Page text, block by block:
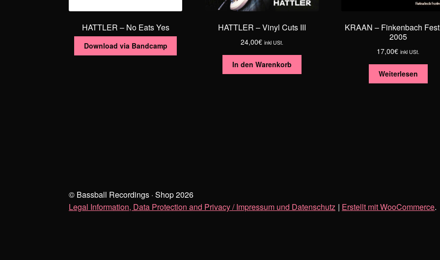
HATTLER – No Eats Yes
Download via Bandcamp
HATTLER – Vinyl Cuts III
24,00€ inkl USt.
In den Warenkorb
KRAAN – Finkenbach
2005
17,00€ inkl USt.
Weiterlesen
© Bassball Recordings · Shop 2026
Legal Information, Data Protection and Privacy / Impressum und Datenschutz
Erstellt mit WooCommerce.